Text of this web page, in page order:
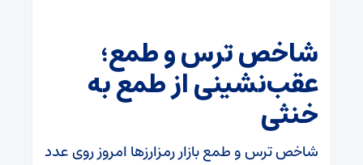
شاخص ترس و طمع؛
عقب‌نشینی از طمع به
خنثی
شاخص ترس و طمع بازار رمزارزها امروز روی عدد